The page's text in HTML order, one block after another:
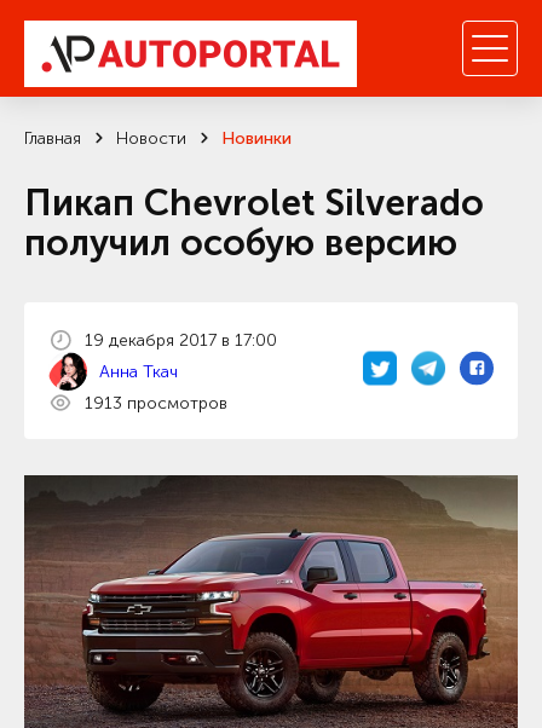
Главная Новости Новинки
Пикап Chevrolet Silverado
получил особую версию
19 декабря 2017 в 17:00
Анна Ткач
1913 просмотров